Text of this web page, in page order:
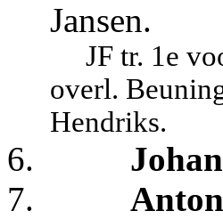
Jansen.
JF tr. 1e
overl.
Hendriks.
6.
7.